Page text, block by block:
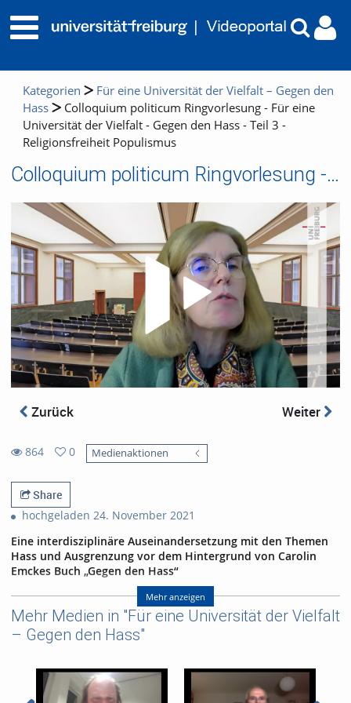
Kategorien
Für eine Universität der Vielfalt – Gegen den
Hass
Colloquium politicum Ringvorlesung - Für eine
Universität der Vielfalt - Gegen den Hass - Teil 3 -
Religionsfreiheit Populismus
Colloquium politicum Ringvorlesung - Für eine Universität der Vielfalt - Gegen den Hass - Teil 3 - Religionsfreiheit Populismus
Zurück Weiter
864
views
0
favorites
Medienaktionen
Share
hochgeladen 24. November 2021
Eine interdisziplinäre Auseinandersetzung mit den Themen
Hass und Ausgrenzung vor dem Hintergrund von Carolin
Emckes Buch „Gegen den Hass“
Teil 3 (Aufzeichnung vom 17.11.2021)
„Im Plural existieren“. Religionsfreiheit und die moralische
Textur einer liberalen Demokratie
Prof.‘in Dr. Ursula Nothelle-
Wildfeuer
Mehr anzeigen
Mehr Medien in "Für eine Universität der Vielfalt
– Gegen den Hass"